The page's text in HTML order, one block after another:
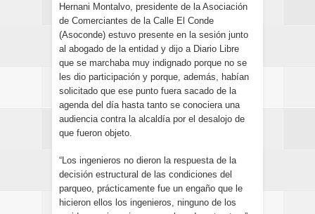
Hernani Montalvo, presidente de la Asociación
de Comerciantes de la Calle El Conde
(Asoconde) estuvo presente en la sesión junto
al abogado de la entidad y dijo a Diario Libre
que se marchaba muy indignado porque no se
les dio participación y porque, además, habían
solicitado que ese punto fuera sacado de la
agenda del día hasta tanto se conociera una
audiencia contra la alcaldía por el desalojo de
que fueron objeto.
“Los ingenieros no dieron la respuesta de la
decisión estructural de las condiciones del
parqueo, prácticamente fue un engaño que le
hicieron ellos los ingenieros, ninguno de los